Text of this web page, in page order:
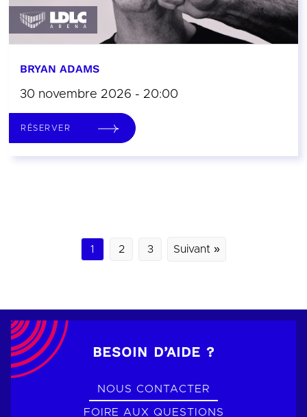
BRYAN ADAMS
30 novembre 2026 - 20:00
RÉSERVER
1 2 3 Suivant »
BESOIN D’AIDE ?
NOUS CONTACTER
FOIRE AUX QUESTIONS